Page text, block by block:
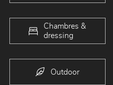
Chambres &
dressing
Outdoor